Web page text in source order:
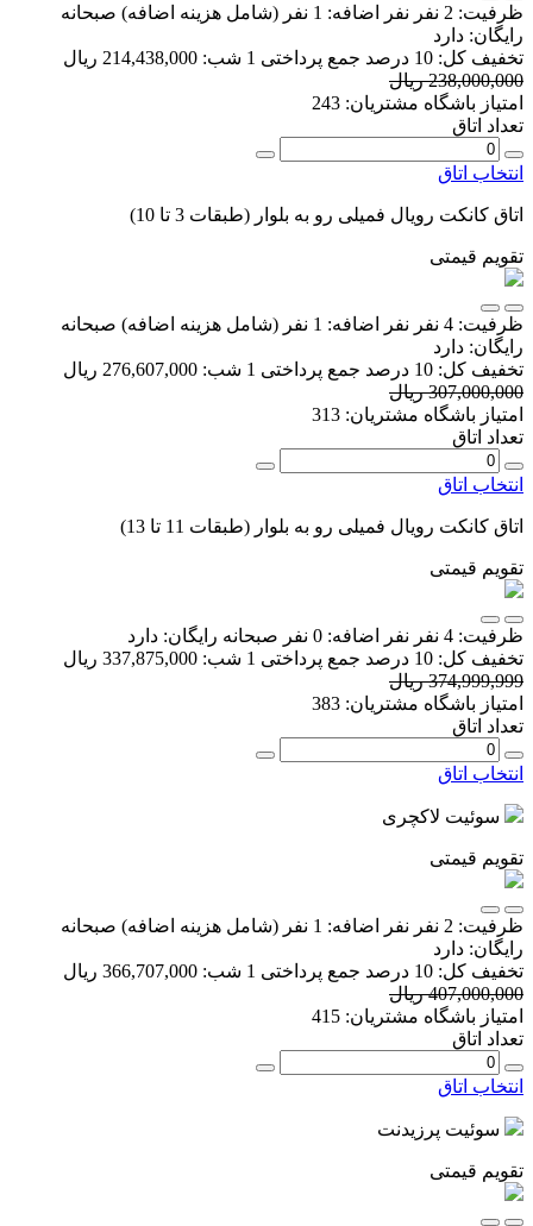
ظرفیت: 2 نفر نفر اضافه: 1 نفر (شامل هزینه اضافه) صبحانه
رایگان: دارد
تخفیف کل: 10 درصد جمع پرداختی 1 شب:
214,438,000 ریال
238,000,000 ریال
امتیاز باشگاه مشتریان: 243
تعداد اتاق
انتخاب اتاق
اتاق کانکت رویال فمیلی رو به بلوار (طبقات 3 تا 10)
تقویم قیمتی
ظرفیت: 4 نفر نفر اضافه: 1 نفر (شامل هزینه اضافه) صبحانه
رایگان: دارد
تخفیف کل: 10 درصد جمع پرداختی 1 شب:
276,607,000 ریال
307,000,000 ریال
امتیاز باشگاه مشتریان: 313
تعداد اتاق
انتخاب اتاق
اتاق کانکت رویال فمیلی رو به بلوار (طبقات 11 تا 13)
تقویم قیمتی
ظرفیت: 4 نفر نفر اضافه: 0 نفر صبحانه رایگان: دارد
تخفیف کل: 10 درصد جمع پرداختی 1 شب:
337,875,000 ریال
374,999,999 ریال
امتیاز باشگاه مشتریان: 383
تعداد اتاق
انتخاب اتاق
سوئیت لاکچری
تقویم قیمتی
ظرفیت: 2 نفر نفر اضافه: 1 نفر (شامل هزینه اضافه) صبحانه
رایگان: دارد
تخفیف کل: 10 درصد جمع پرداختی 1 شب:
366,707,000 ریال
407,000,000 ریال
امتیاز باشگاه مشتریان: 415
تعداد اتاق
انتخاب اتاق
سوئیت پرزیدنت
تقویم قیمتی